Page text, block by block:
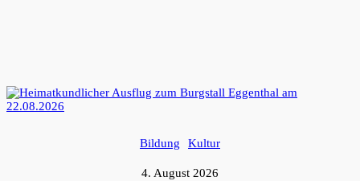
Bildung Kultur
4. August 2026